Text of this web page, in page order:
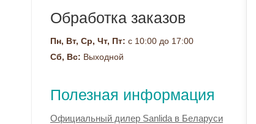
Обработка заказов
Пн, Вт, Ср, Чт, Пт: с 10:00 до 17:00
Сб, Вс: Выходной
Полезная информация
Официальный дилер Sanlida в Беларуси